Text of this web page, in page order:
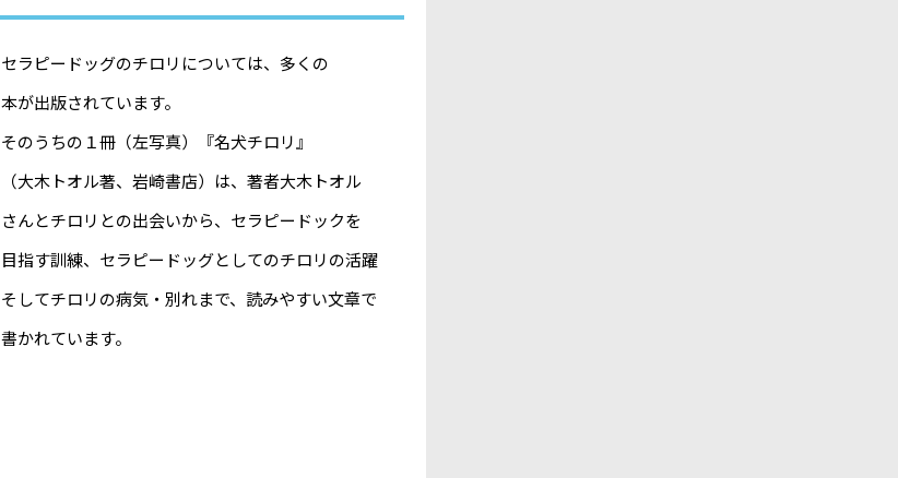
セラピードッグのチロリについては、多くの
本が出版されています。
そのうちの１冊（左写真）『名犬チロリ』
（大木トオル著、岩崎書店）は、著者大木トオル
さんとチロリとの出会いから、セラピードックを
目指す訓練、セラピードッグとしてのチロリの活躍
そしてチロリの病気・別れまで、読みやすい文章で
書かれています。